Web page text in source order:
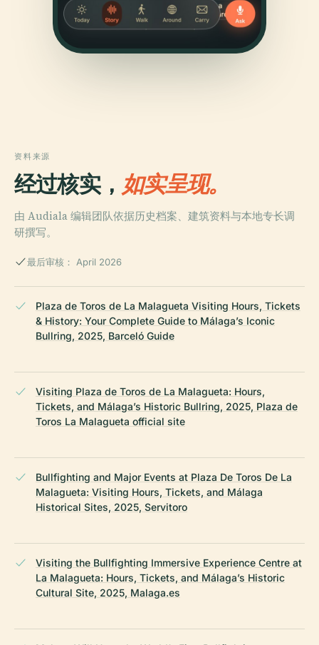
资料来源
经过核实， 如实呈现。
由 Audiala 编辑团队依据历史档案、建筑资料与本地专长调
研撰写。
最后审核： April 2026
Plaza de Toros de La Malagueta Visiting Hours, Tickets
& History: Your Complete Guide to Málaga’s Iconic
Bullring, 2025, Barceló Guide
Visiting Plaza de Toros de La Malagueta: Hours,
Tickets, and Málaga’s Historic Bullring, 2025, Plaza de
Toros La Malagueta official site
Bullfighting and Major Events at Plaza De Toros De La
Malagueta: Visiting Hours, Tickets, and Málaga
Historical Sites, 2025, Servitoro
Visiting the Bullfighting Immersive Experience Centre at
La Malagueta: Hours, Tickets, and Málaga’s Historic
Cultural Site, 2025, Malaga.es